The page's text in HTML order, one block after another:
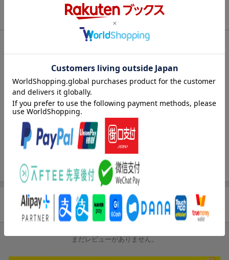
エントリー＆3,000円以上購入で無料データSIM（3GB/月プ
条件達成で楽天限定・宝塚歌劇 宙組貸切公演ペアチケット
が当たる
2025年11月19日
刊行形態 月刊
サイズ B5
楽天ブックス雑誌
コード
JAN 4910074311253
この雑誌の他の号を見る
商品レビュー
まだレビューがありません。